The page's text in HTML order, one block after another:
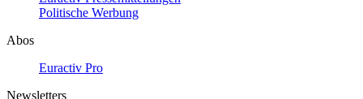
Politische Werbung
Abos
Euractiv Pro
Newsletters